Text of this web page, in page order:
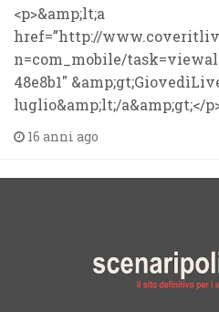
<p>&amp;lt;a
href=”http://
n=com_mobile/
48e8b1″
luglio&amp;lt;/a&amp;gt;</
16 anni ago